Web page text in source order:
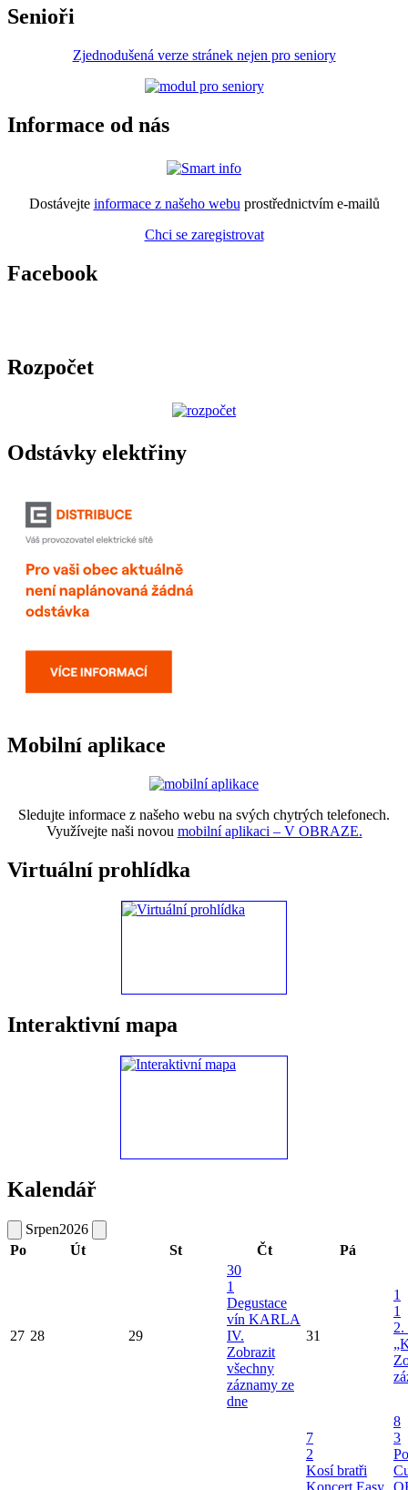
Senioři
Zjednodušená verze stránek nejen pro seniory
Informace od nás
Dostávejte informace z našeho webu prostřednictvím e-mailů
Chci se zaregistrovat
Facebook
Rozpočet
Odstávky elektřiny
Mobilní aplikace
Sledujte informace z našeho webu na svých chytrých telefonech.
Využívejte naši novou mobilní aplikaci – V OBRAZE.
Virtuální prohlídka
Interaktivní mapa
Kalendář
Srpen2026
Po
Út St Čt Pá
27 28 29
30
1
Degustace
vín KARLA
IV.
Zobrazit
všechny
záznamy ze
dne
31
1
1
2.
7
2
Kosí bratři
Koncert Easy
8
3